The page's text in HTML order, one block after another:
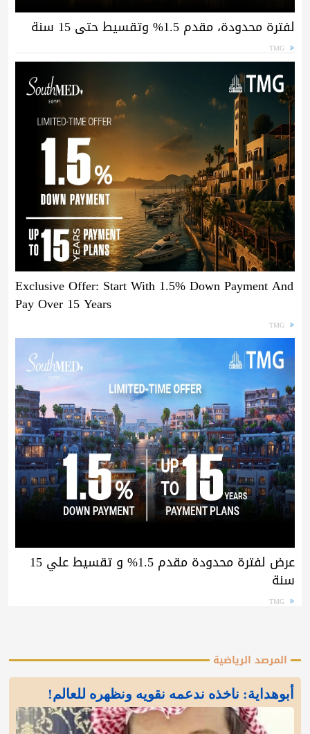
لفترة محدودة، مقدم 1.5% وتقسيط حتى 15 سنة
TMG
Exclusive Offer: Start With 1.5% Down Payment And
Pay Over 15 Years
TMG
عرض لفترة محدودة مقدم 1.5% و تقسيط علي 15
سنة
TMG
المرصد الرياضية
أبوهداية: ناخذه ندعمه نقويه ونظهره للعالم!